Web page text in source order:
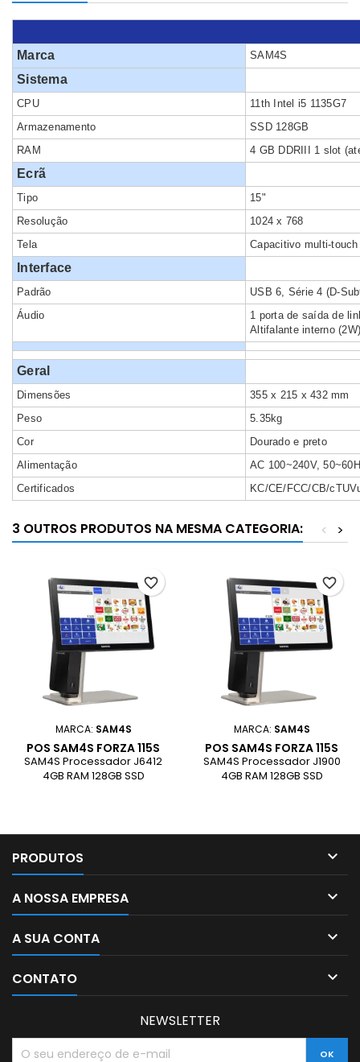
Marca SAM4S
Sistema
CPU
11th Intel i5 1135G7
Armazenamento
SSD 128GB
RAM
4 GB DDRIII 1 slot
Ecrã
Tipo
15"
Resolução
1024 x 768
Tela
Capacitivo multi-
Interface
Padrão
USB 6, Série 4 (D-
Áudio
1 porta de saída de
Altifalante interno
Geral
Dimensões
355 x 215 x 432 mm
Peso
5.35kg
Cor
Dourado e preto
Alimentação
AC 100~240V,
Certificados
KC/CE/FCC/CB/
3 OUTROS PRODUTOS NA MESMA CATEGORIA: >
<
MARCA: SAM4S
POS SAM4S FORZA 115S
(J6412)
SAM4S Processador J6412
4GB RAM 128GB SSD
favorite_border
MARCA: SAM4S
POS SAM4S FORZA 115S
(J1900)
SAM4S Processador J1900
4GB RAM 128GB SSD
favorite_border
PRODUTOS 
A NOSSA EMPRESA 
A SUA CONTA 
CONTATO 
NEWSLETTER